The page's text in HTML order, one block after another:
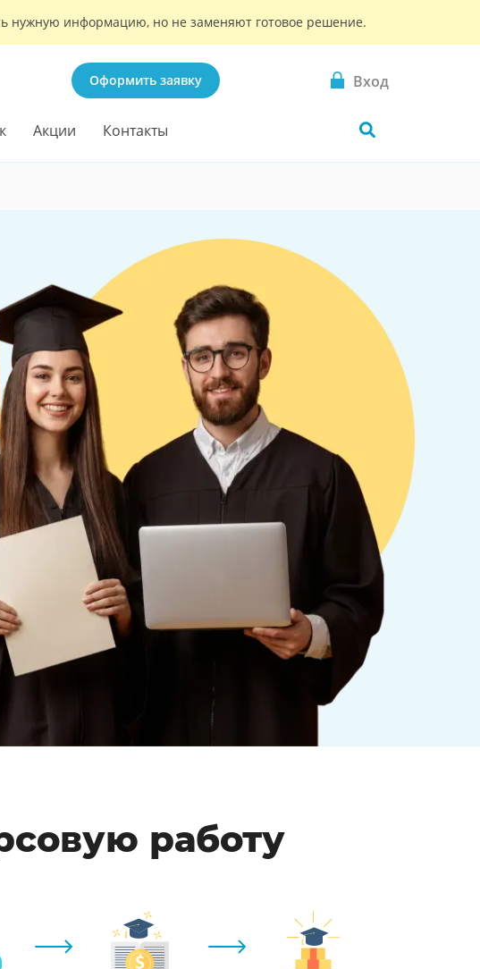
нужную информацию, но не заменяют готовое решение.
Оформить заявку Вход
Акции Контакты
работу